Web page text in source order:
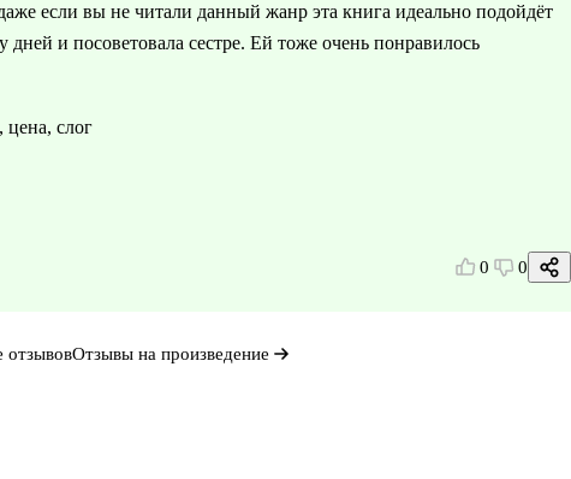
если вы не читали данный жанр эта книга идеально подойдёт
и посоветовала сестре. Ей тоже очень понравилось
слог
0 0
отзывовОтзывы на произведение